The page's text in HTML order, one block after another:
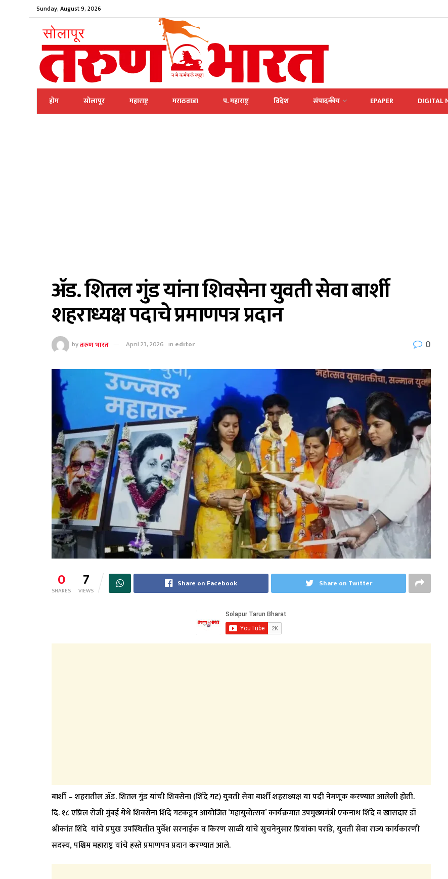
Sunday, August 9, 2026
होम सोलापूर महाराष्ट्र मराठवाडा प. महाराष्ट्र विदेश संपादकीय EPAPER DIGITAL
ॲड. शितल गुंड यांना शिवसेना युवती सेवा बार्शी
शहराध्यक्ष पदाचे प्रमाणपत्र प्रदान
byतरुण भारत April 23, 2026 in editor 0
0
SHARES 7
VIEWS
Share on Facebook Share on Twitter
बार्शी – शहरातील ॲड. शितल गुंड यांची शिवसेना (शिंदे गट) युवती सेवा बार्शी शहराध्यक्ष या पदी नेमणूक करण्यात आलेली होती.
दि. १८ एप्रिल रोजी मुंबई येथे शिवसेना शिंदे गटकडून आयोजित ‘महायुवोत्सव’ कार्यक्रमात उपमुख्यमंत्री एकनाथ शिंदे व खासदार डॉ
श्रीकांत शिंदे यांचे प्रमुख उपस्थितीत पुर्वेश सरनाईक व किरण साळी यांचे सुचनेनुसार प्रियांका परांडे, युवती सेवा राज्य कार्यकारणी
सदस्य, पश्चिम महाराष्ट्र यांचे हस्ते प्रमाणपत्र प्रदान करण्यात आले.